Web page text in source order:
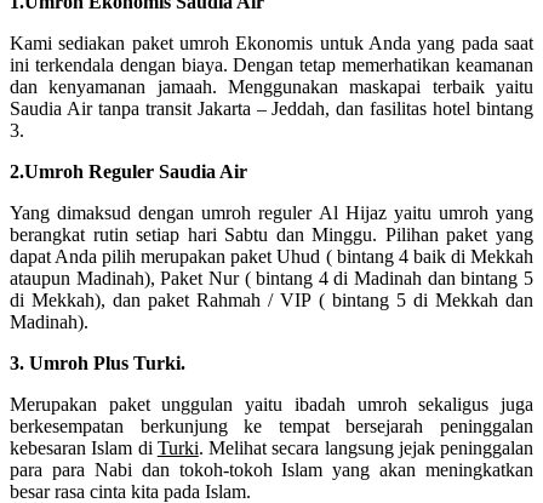
Kami sediakan paket umroh Ekonomis untuk Anda yang pada saat
ini terkendala dengan biaya. Dengan tetap memerhatikan keamanan
dan kenyamanan jamaah. Menggunakan maskapai terbaik yaitu
Saudia Air tanpa transit Jakarta – Jeddah, dan fasilitas hotel bintang
3.
2.Umroh Reguler Saudia Air
Yang dimaksud dengan umroh reguler Al Hijaz yaitu umroh yang
berangkat rutin setiap hari Sabtu dan Minggu. Pilihan paket yang
dapat Anda pilih merupakan paket Uhud ( bintang 4 baik di Mekkah
ataupun Madinah), Paket Nur ( bintang 4 di Madinah dan bintang 5
di Mekkah), dan paket Rahmah / VIP ( bintang 5 di Mekkah dan
Madinah).
3. Umroh Plus Turki.
Merupakan paket unggulan yaitu ibadah umroh sekaligus juga
berkesempatan berkunjung ke tempat bersejarah peninggalan
kebesaran Islam di Turki. Melihat secara langsung jejak peninggalan
para para Nabi dan tokoh-tokoh Islam yang akan meningkatkan
besar rasa cinta kita pada Islam.